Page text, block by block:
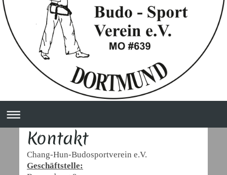
Kontakt
Chang-Hun-Budosportverein e.V.
Geschäftstelle: